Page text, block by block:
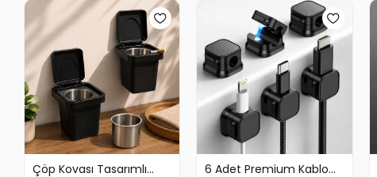
Çöp Kovası Tasarımlı
6 Adet Premium Kablo